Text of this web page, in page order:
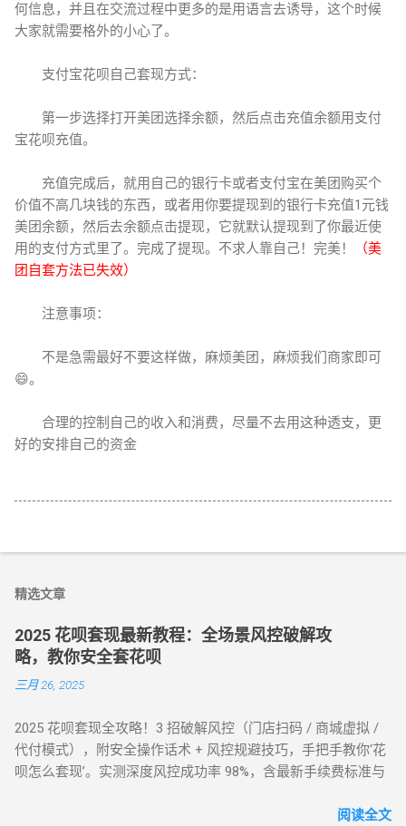
何信息，并且在交流过程中更多的是用语言去诱导，这个时候
大家就需要格外的小心了。
支付宝花呗自己套现方式：
第一步选择打开美团选择余额，然后点击充值余额用支付
宝花呗充值。
充值完成后，就用自己的银行卡或者支付宝在美团购买个
价值不高几块钱的东西，或者用你要提现到的银行卡充值1元钱
美团余额，然后去余额点击提现，它就默认提现到了你最近使
用的支付方式里了。完成了提现。不求人靠自己！完美！
（美
团自套方法已失效）
注意事项：
不是急需最好不要这样做，麻烦美团，麻烦我们商家即可
😄。
合理的控制自己的收入和消费，尽量不去用这种透支，更
好的安排自己的资金
精选文章
2025 花呗套现最新教程：全场景风控破解攻
略，教你安全套花呗
三月 26, 2025
2025 花呗套现全攻略！3 招破解风控（门店扫码 / 商城虚拟 /
代付模式），附安全操作话术 + 风控规避技巧，手把手教你‘花
呗怎么套现’。实测深度风控成功率 98%，含最新手续费标准与
教程：全场景风控破解攻略，教你安全套花呗 在移动支付普
阅读全文